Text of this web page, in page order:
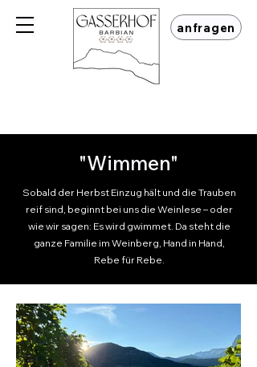
anfragen
"Wimmen"
Sobald der Herbst Einzug hält und die Trauben
reif sind, beginnt bei uns die Weinlese – oder
wie wir sagen: Es wird gwimmet. Da steht die
ganze Familie im Weinberg, Hand in Hand,
Rebe für Rebe.